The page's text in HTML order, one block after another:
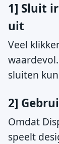
1] Sluit
uit
Veel
sluiten
2]
Omdat
speelt